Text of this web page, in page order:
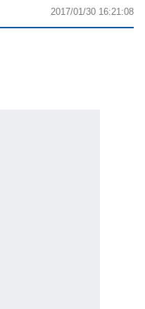
2017/01/30 16:21:08